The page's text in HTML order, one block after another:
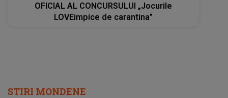
OFICIAL AL CONCURSULUI „Jocurile
LOVEimpice de carantina”
STIRI MONDENE